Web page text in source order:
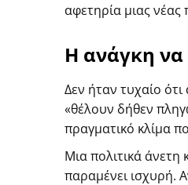
αφετηρία μιας νέας
Η ανάγκη να
Δεν ήταν τυχαίο
«θέλουν δήθεν
πραγματικό κλίμα
Μια πολιτικά
παραμένει ισχυρή.